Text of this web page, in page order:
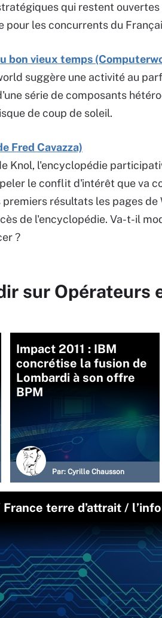
qui restent
pour les concurrents du
bon vieux temps
suggère une activité au
série de composants
de coup de soleil.
Fred Cavazza)
Knol, l'encyclopédie
le conflit d'intérêt que va
résultats les pages de
de l'encyclopédie. Va-t-il
?
sur Opérateurs
Impact 2011 : IBM
concrétise la fusion de
Lombardi à son offre
BPM
Par: Cyrille Chausson
France terre d’attrait /